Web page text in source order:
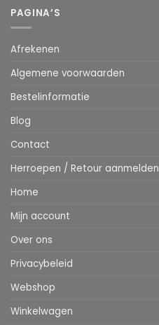
PAGINA’S
Afrekenen
Algemene voorwaarden
Bestelinformatie
Blog
Contact
Herroepen / Retour aanmelden
Home
Mijn account
Over ons
Privacybeleid
Webshop
Winkelwagen